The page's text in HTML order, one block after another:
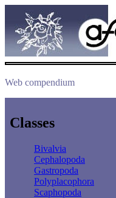
Web compendium
Classes
Bivalvia
Cephalopoda
Gastropoda
Polyplacophora
Scaphopoda